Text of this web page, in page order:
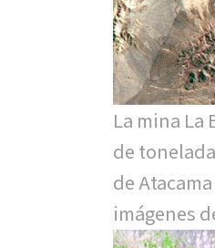
La mina La
de
de
imágenes